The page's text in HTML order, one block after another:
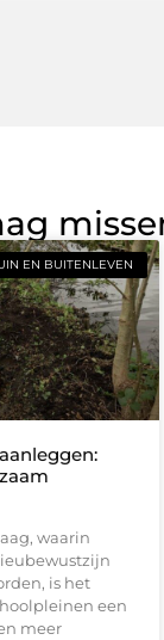
EN BUITENLEVEN
waarin
is het
een
meer